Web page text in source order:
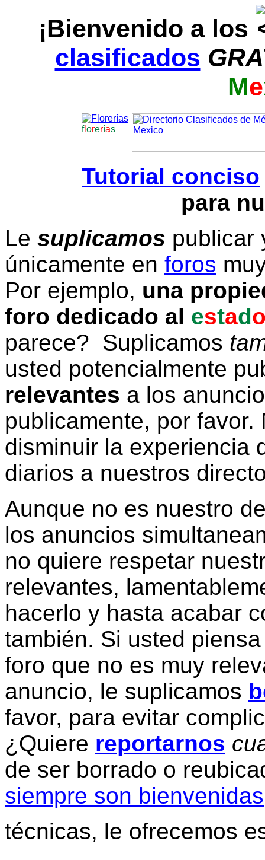
¡Bienvenido a los
clasificados
Me
florerías
Tutorial conciso
para
Le suplicamos publicar
únicamente en foros
Por ejemplo, una
foro dedicado al estad
parece? Suplicamos
usted potencialmente
relevantes a los
publicamente, por
disminuir la experiencia
diarios a nuestros
Aunque no es nuestro
los anuncios
no quiere respetar
relevantes,
hacerlo y hasta acabar
también. Si usted
foro que no es muy
anuncio, le suplicamos
favor, para evitar
¿Quiere reportarnos
de ser borrado o
siempre son bienvenidas
técnicas, le ofrecemos